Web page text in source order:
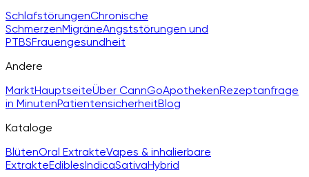
SchlafstörungenChronische
SchmerzenMigräneAngststörungen und
PTBSFrauengesundheit
Andere
MarktHauptseiteÜber CannGoApothekenRezeptanfrage
in MinutenPatientensicherheitBlog
Kataloge
BlütenOral ExtrakteVapes & inhalierbare
ExtrakteEdiblesIndicaSativaHybrid